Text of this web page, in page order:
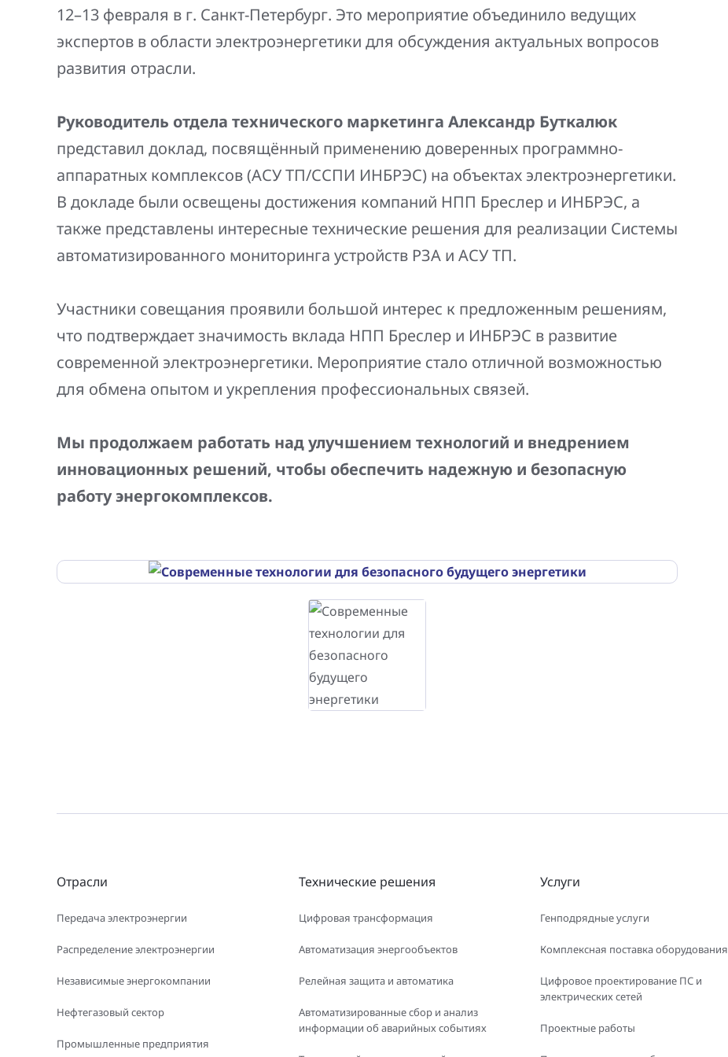
Генерация электроэнергии
Повышение надежности
электроснабжения
Шкафы РЗА 110-220 кВ
Устройства релейной защиты и автоматики
Сбор и анализ информации об аварийных
событиях
Оборудование компенсации емкостных
Определение поврежденного фидера
Промышленная автоматизация
12–13 февраля в г. Санкт-Петербург. Это мероприятие объединило ведущих
экспертов в области электроэнергетики для обсуждения актуальных вопросов
развития отрасли.
Руководитель отдела технического маркетинга Александр Буткалюк
представил доклад, посвящённый применению доверенных программно-
аппаратных комплексов (АСУ ТП/ССПИ ИНБРЭС) на объектах электроэнергетики.
В докладе были освещены достижения компаний НПП Бреслер и ИНБРЭС, а
также представлены интересные технические решения для реализации Системы
автоматизированного мониторинга устройств РЗА и АСУ ТП.
Участники совещания проявили большой интерес к предложенным решениям,
что подтверждает значимость вклада НПП Бреслер и ИНБРЭС в развитие
современной электроэнергетики. Мероприятие стало отличной возможностью
для обмена опытом и укрепления профессиональных связей.
Мы продолжаем работать над улучшением технологий и внедрением
инновационных решений, чтобы обеспечить надежную и безопасную
работу энергокомплексов.
Отрасли
Передача электроэнергии
Распределение электроэнергии
Независимые энергокомпании
Нефтегазовый сектор
Промышленные предприятия
Технические решения
Цифровая трансформация
Автоматизация энергообъектов
Релейная защита и автоматика
Автоматизированные сбор и анализ
информации об аварийных событиях
Услуги
Генподрядные услуги
Комплексная поставка оборудования
Цифровое проектирование ПС и
электрических сетей
Проектные работы